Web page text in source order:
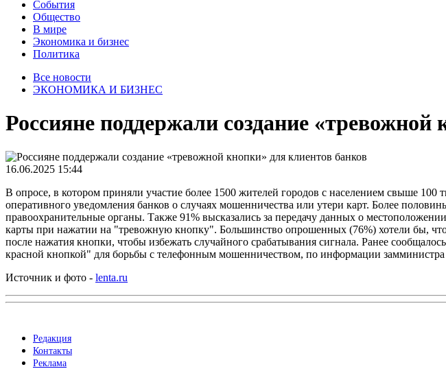
События
Общество
В мире
Экономика и бизнес
Политика
Все новости
ЭКОНОМИКА И БИЗНЕС
Россияне поддержали создание
16.06.2025 15:44
В опросе, в котором приняли участие более 1500 жителей городов с населением свыше 100
оперативного уведомления банков о случаях мошенничества или утери карт. Более
правоохранительные органы. Также 91% высказались за передачу данных о
карты при нажатии на "тревожную кнопку". Большинство опрошенных (76%) хотели бы,
после нажатия кнопки, чтобы избежать случайного срабатывания сигнала. Ранее
красной кнопкой" для борьбы с телефонным мошенничеством, по информации
Источник и фото - lenta.ru
Редакция
Контакты
Реклама